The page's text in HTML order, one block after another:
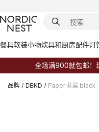
餐具软装小物炊具和厨房配件灯
全场满900就包邮！
品牌 / DBKD / Paper 花盆 black